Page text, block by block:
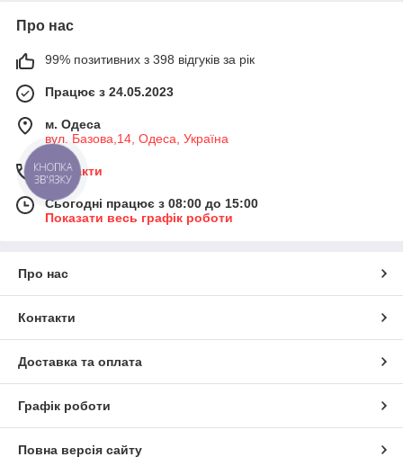
Про нас
99% позитивних з 398 відгуків за рік
Працює з 24.05.2023
м. Одеса
вул. Базова,14, Одеса, Україна
Контакти
Сьогодні працює з 08:00 до 15:00
Показати весь графік роботи
Про нас
Контакти
Доставка та оплата
Графік роботи
Повна версія сайту
КНОПКА
ЗВ'ЯЗКУ